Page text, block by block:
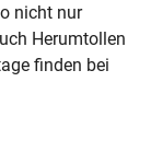
nicht nur
Herumtollen
finden bei